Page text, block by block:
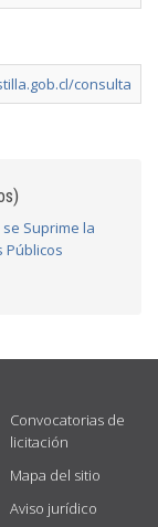
consulta
Suprime la
Públicos
Convocatorias de
licitación
Mapa del sitio
Aviso jurídico